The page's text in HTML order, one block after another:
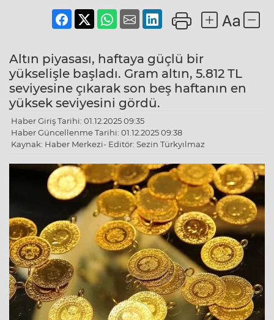
Altın piyasası, haftaya güçlü bir
yükselişle başladı. Gram altın, 5.812 TL
seviyesine çıkarak son beş haftanın en
yüksek seviyesini gördü.
Haber Giriş Tarihi: 01.12.2025 09:35
Haber Güncellenme Tarihi: 01.12.2025 09:38
Kaynak: Haber Merkezi- Editör: Sezin Türkyılmaz